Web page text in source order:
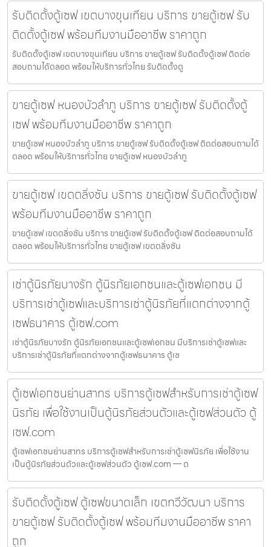
รับติดตั้งตู้เซฟ เขตบางขุนเทียน บริการ ขายตู้เซฟ รับ
ติดตั้งตู้เซฟ พร้อมทีมงานมืออาชีพ ราคาถูก
รับติดตั้งตู้เซฟ เขตบางขุนเทียน บริการ ขายตู้เซฟ รับติดตั้งตู้เซฟ ติดต่อ
สอบถามได้ตลอด พร้อมให้บริการทั่วไทย รับติดตั้งตู
ขายตู้เซฟ หนองบัวลำภู บริการ ขายตู้เซฟ รับติดตั้งตู้
เซฟ พร้อมทีมงานมืออาชีพ ราคาถูก
ขายตู้เซฟ หนองบัวลำภู บริการ ขายตู้เซฟ รับติดตั้งตู้เซฟ ติดต่อสอบถามได้
ตลอด พร้อมให้บริการทั่วไทย ขายตู้เซฟ หนองบัวลำภู
ขายตู้เซฟ เขตตลิ่งชัน บริการ ขายตู้เซฟ รับติดตั้งตู้เซฟ
พร้อมทีมงานมืออาชีพ ราคาถูก
ขายตู้เซฟ เขตตลิ่งชัน บริการ ขายตู้เซฟ รับติดตั้งตู้เซฟ ติดต่อสอบถามได้
ตลอด พร้อมให้บริการทั่วไทย ขายตู้เซฟ เขตตลิ่งชัน
เช่าตู้นิรภัยบางรัก ตู้นิรภัยเอกชนและตู้เซฟเอกชน มี
บริการเช่าตู้เซฟและบริการเช่าตู้นิรภัยที่แตกต่างจากตู้
เซฟธนาคาร ตู้เซฟ.com
เช่าตู้นิรภัยบางรัก ตู้นิรภัยเอกชนและตู้เซฟเอกชน มีบริการเช่าตู้เซฟและ
บริการเช่าตู้นิรภัยที่แตกต่างจากตู้เซฟธนาคาร ตู้เซ
ตู้เซฟเอกชนย่านสาทร บริการตู้เซฟสำหรับการเช่าตู้เซฟ
นิรภัย เพื่อใช้งานเป็นตู้นิรภัยส่วนตัวและตู้เซฟส่วนตัว ตู้
เซฟ.com
ตู้เซฟเอกชนย่านสาทร บริการตู้เซฟสำหรับการเช่าตู้เซฟนิรภัย เพื่อใช้งาน
เป็นตู้นิรภัยส่วนตัวและตู้เซฟส่วนตัว ตู้เซฟ.com — ต
รับติดตั้งตู้เซฟ ตู้เซฟขนาดเล็ก เขตทวีวัฒนา บริการ
ขายตู้เซฟ รับติดตั้งตู้เซฟ พร้อมทีมงานมืออาชีพ ราคา
ถูก